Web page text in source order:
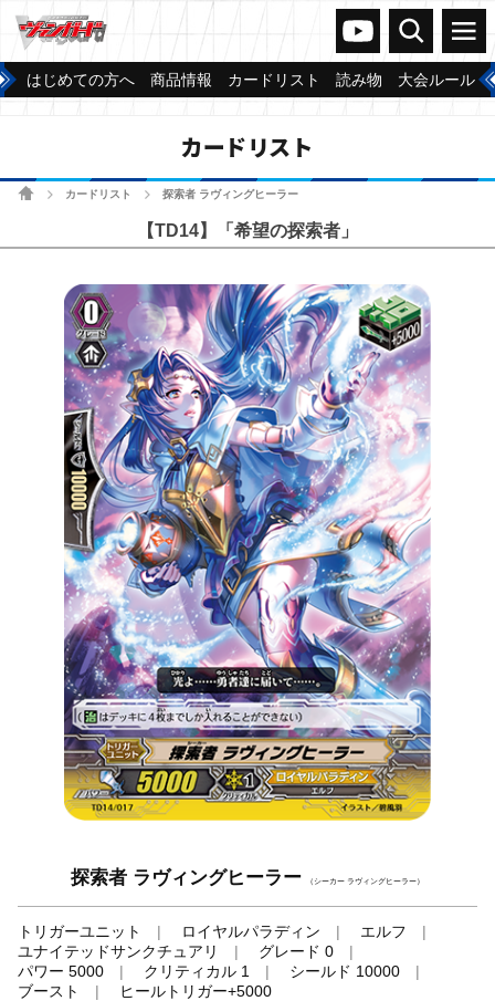
ヴァンガードch
検索 メニュー
はじめての方へ 商品情報 カードリスト 読み物 大会ルール
カードリスト
ホームカードリスト 探索者 ラヴィングヒーラー
【TD14】「希望の探索者」
探索者 ラヴィングヒーラー （シーカー ラヴィングヒーラー）
トリガーユニット ロイヤルパラディン
エルフ
ユナイテッドサンクチュアリ
グレード 0
パワー 5000
クリティカル 1
シールド 10000
ブースト
ヒールトリガー+5000